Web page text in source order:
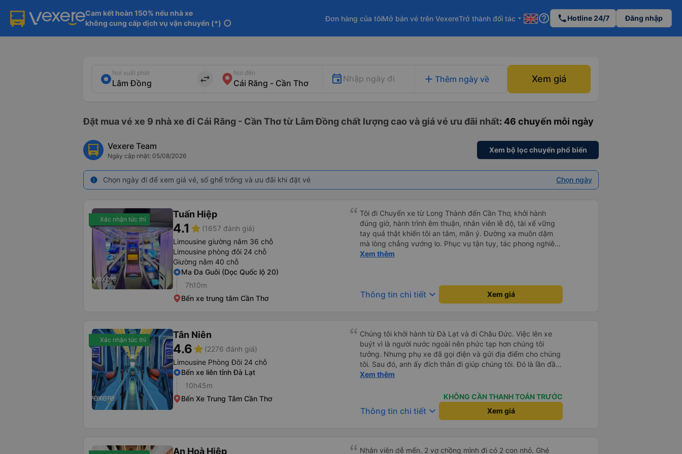
Cam kết hoàn 150% nếu nhà xe
không cung cấp dịch vụ vận chuyển (*) info
Đơn hàng của tôiMở bán vé trên VexereTrở thành đối tác arrow_drop_down help_outline phoneHotline 24/7 Đăng nhập
Nơi xuất phát
import_export
Nơi đến
Nhập ngày đi add Thêm ngày về Xem giá
Đặt mua vé xe 9 nhà xe đi Cái Răng - Cần Thơ từ Lâm Đồng chất lượng cao và giá vé ưu đãi nhất: 46 chuyến mỗi ngày
Vexere Team
Ngày cập nhật: 05/08/2026
Xem bộ lọc chuyến phổ biến
info Chọn ngày đi để xem giá vé, số ghế trống và ưu đãi khi đặt vé Chọn ngày
Xác nhận tức thì Tuấn Hiệp
4.1 star (1657 đánh giá)
Limousine giường nằm 36 chỗ
Limousine phòng đôi 24 chỗ
Giường nằm 40 chỗ
Ma Đa Guôi (Dọc Quốc lộ 20)
7h10m
Bến xe trung tâm Cần Thơ
Tôi đi Chuyến xe từ Long Thành đến Cần Thơ, khởi hành
đúng giờ, hành trình êm thuận, nhân viên lễ độ, tài xế vững
tay quả thật khiến tôi an tâm, mãn ý. Đường xa muôn dặm
mà lòng chẳng vướng lo. Phục vụ tận tụy, tác phong nghiêm
cẩn, hiếm thấy giữa thời buổi kim tiền vội vã. Xã hội loạn đạo.
Xem thêm
Thông tin chi tiết keyboard_arrow_down Xem giá
Xác nhận tức thì Tân Niên
4.6star (2276 đánh giá)
Limousine Phòng Đôi 24 chỗ
Bến xe liên tỉnh Đà Lạt
10h45m
Bến Xe Trung Tâm Cần Thơ
Chúng tôi khởi hành từ Đà Lạt và đi Châu Đức. Việc lên xe
buýt vì là người nước ngoài nên phức tạp hơn chúng tôi
tưởng. Nhưng phụ xe đã gọi điện và gửi địa điểm cho chúng
tôi. Sau đó, anh ấy đích thân đi giúp chúng tôi. Đó là lần đầu
tiên đi xe giường nằm với hai đứa trẻ nhỏ khá thú vị. Chúng
uống. Tôi rất ngạc nhiên khi xe dừng lại lúc nửa đêm ở Cần
Thơ và mọi người xuống xe ăn. Khi đến điểm dừng, họ đánh
thức chúng tôi dậy và đảm bảo chúng tôi đã sẵn sàng. Nhìn
Xem thêm
KHÔNG CẦN THANH TOÁN TRƯỚC
Thông tin chi tiết keyboard_arrow_down Xem giá
An Hoà Hiệp
Nhân viên dễ mến. 2 vợ chồng mình đi có 2 con nhỏ. Ghé